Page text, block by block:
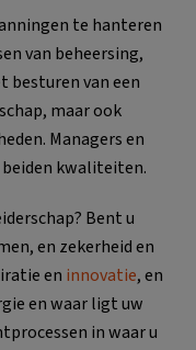
te hanteren
van beheersing,
besturen van een
maar ook
Managers en
kwaliteiten.
Bent u
en zekerheid en
en innovatie, en
en waar ligt uw
in waar u